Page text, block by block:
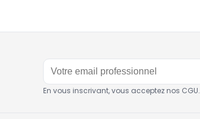
En vous inscrivant, vous acceptez nos CGU.